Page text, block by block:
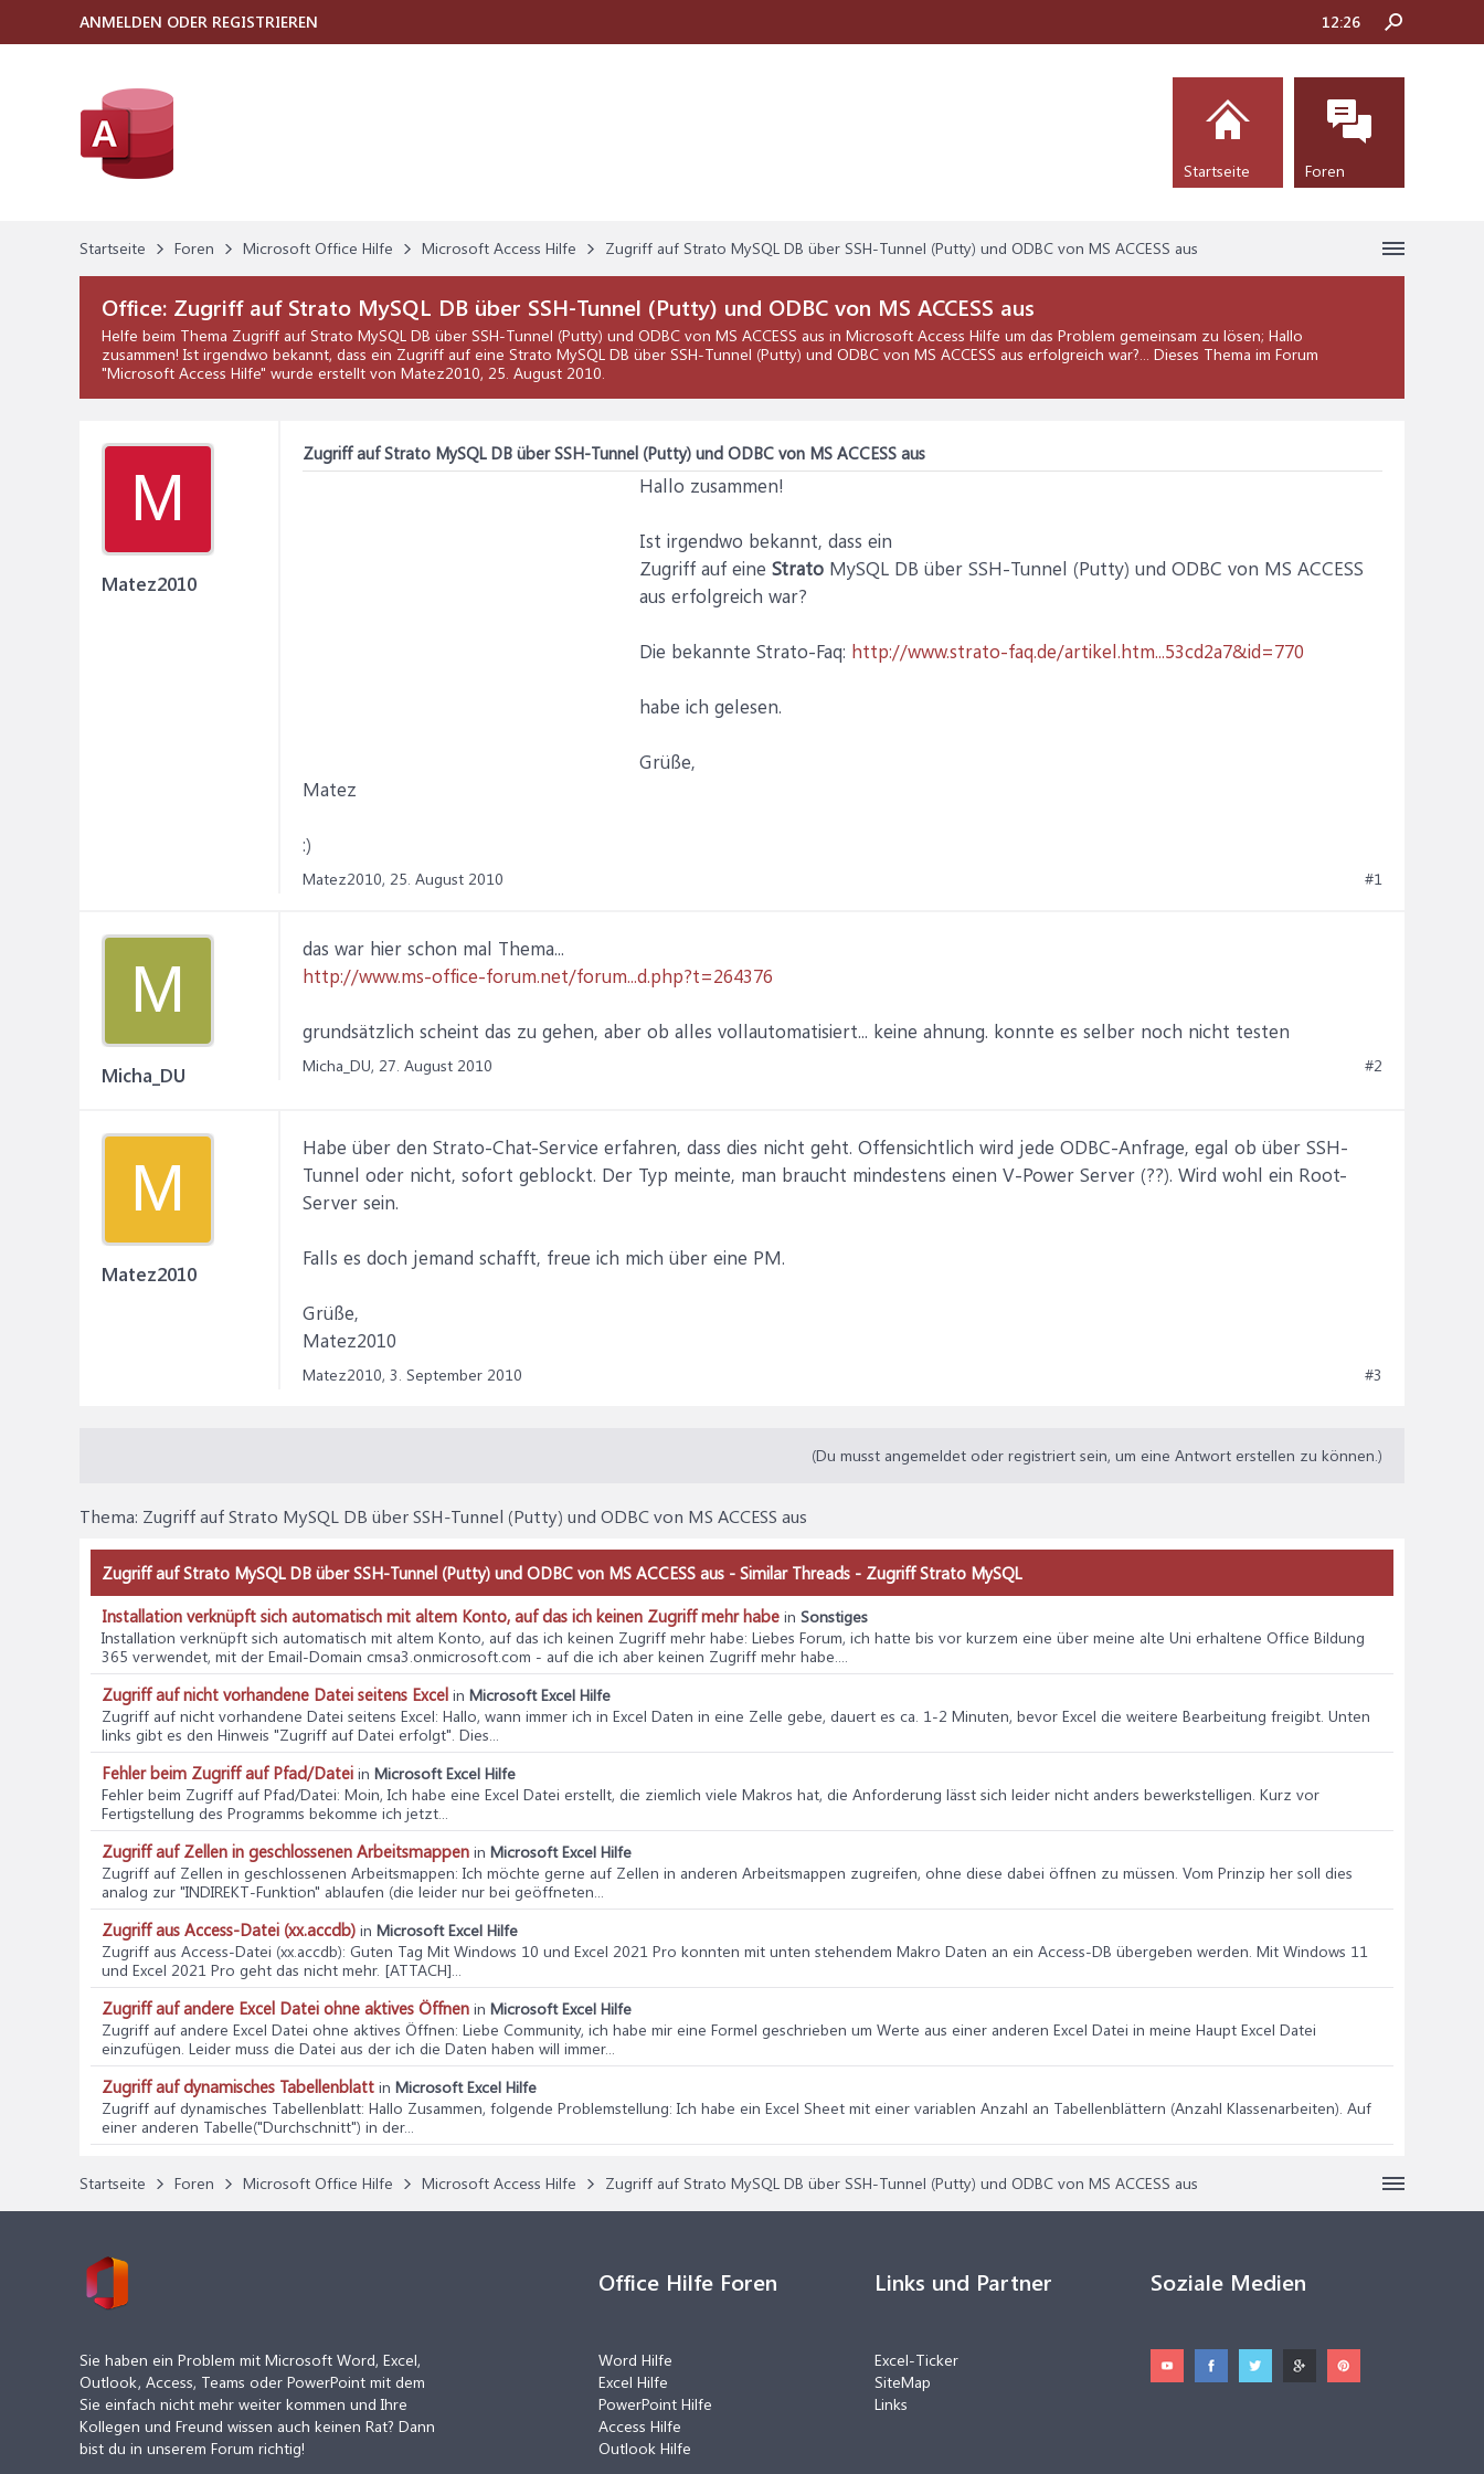
Startseite Foren Microsoft Office Hilfe Microsoft Access Hilfe Zugriff auf Strato MySQL DB über SSH-Tunnel (Putty) und ODBC von MS ACCESS aus
Office: Zugriff auf Strato MySQL DB über SSH-Tunnel (Putty) und ODBC von MS ACCESS aus
Helfe beim Thema Zugriff auf Strato MySQL DB über SSH-Tunnel (Putty) und ODBC von MS ACCESS aus in Microsoft Access Hilfe um das Problem gemeinsam zu lösen; Hallo
zusammen! Ist irgendwo bekannt, dass ein Zugriff auf eine Strato MySQL DB über SSH-Tunnel (Putty) und ODBC von MS ACCESS aus erfolgreich war?... Dieses Thema im Forum
"Microsoft Access Hilfe" wurde erstellt von Matez2010, 25. August 2010.
M
Matez2010
Zugriff auf Strato MySQL DB über SSH-Tunnel (Putty) und ODBC von MS ACCESS aus
Hallo zusammen!
Ist irgendwo bekannt, dass ein
Zugriff auf eine Strato MySQL DB über SSH-Tunnel (Putty) und ODBC von MS ACCESS
aus erfolgreich war?
Die bekannte Strato-Faq: http://www.strato-faq.de/artikel.htm...53cd2a7&id=770
habe ich gelesen.
Grüße,
Matez
:)
Matez2010, 25. August 2010 #1
M
Micha_DU
das war hier schon mal Thema...
http://www.ms-office-forum.net/forum...d.php?t=264376
grundsätzlich scheint das zu gehen, aber ob alles vollautomatisiert... keine ahnung. konnte es selber noch nicht testen
Micha_DU, 27. August 2010 #2
M
Matez2010
Habe über den Strato-Chat-Service erfahren, dass dies nicht geht. Offensichtlich wird jede ODBC-Anfrage, egal ob über SSH-
Tunnel oder nicht, sofort geblockt. Der Typ meinte, man braucht mindestens einen V-Power Server (??). Wird wohl ein Root-
Server sein.
Falls es doch jemand schafft, freue ich mich über eine PM.
Grüße,
Matez2010
Matez2010, 3. September 2010 #3
(Du musst angemeldet oder registriert sein, um eine Antwort erstellen zu können.)
Thema: Zugriff auf Strato MySQL DB über SSH-Tunnel (Putty) und ODBC von MS ACCESS aus
Zugriff auf Strato MySQL DB über SSH-Tunnel (Putty) und ODBC von MS ACCESS aus - Similar Threads - Zugriff Strato MySQL
Installation verknüpft sich automatisch mit altem Konto, auf das ich keinen Zugriff mehr habe in Sonstiges
Installation verknüpft sich automatisch mit altem Konto, auf das ich keinen Zugriff mehr habe: Liebes Forum, ich hatte bis vor kurzem eine über meine alte Uni erhaltene Office Bildung
365 verwendet, mit der Email-Domain cmsa3.onmicrosoft.com - auf die ich aber keinen Zugriff mehr habe....
Zugriff auf nicht vorhandene Datei seitens Excel in Microsoft Excel Hilfe
Zugriff auf nicht vorhandene Datei seitens Excel: Hallo, wann immer ich in Excel Daten in eine Zelle gebe, dauert es ca. 1-2 Minuten, bevor Excel die weitere Bearbeitung freigibt. Unten
links gibt es den Hinweis "Zugriff auf Datei erfolgt". Dies...
Fehler beim Zugriff auf Pfad/Datei in Microsoft Excel Hilfe
Fehler beim Zugriff auf Pfad/Datei: Moin, Ich habe eine Excel Datei erstellt, die ziemlich viele Makros hat, die Anforderung lässt sich leider nicht anders bewerkstelligen. Kurz vor
Fertigstellung des Programms bekomme ich jetzt...
Zugriff auf Zellen in geschlossenen Arbeitsmappen in Microsoft Excel Hilfe
Zugriff auf Zellen in geschlossenen Arbeitsmappen: Ich möchte gerne auf Zellen in anderen Arbeitsmappen zugreifen, ohne diese dabei öffnen zu müssen. Vom Prinzip her soll dies
analog zur "INDIREKT-Funktion" ablaufen (die leider nur bei geöffneten...
Zugriff aus Access-Datei (xx.accdb) in Microsoft Excel Hilfe
Zugriff aus Access-Datei (xx.accdb): Guten Tag Mit Windows 10 und Excel 2021 Pro konnten mit unten stehendem Makro Daten an ein Access-DB übergeben werden. Mit Windows 11
und Excel 2021 Pro geht das nicht mehr. [ATTACH]...
Zugriff auf andere Excel Datei ohne aktives Öffnen in Microsoft Excel Hilfe
Zugriff auf andere Excel Datei ohne aktives Öffnen: Liebe Community, ich habe mir eine Formel geschrieben um Werte aus einer anderen Excel Datei in meine Haupt Excel Datei
einzufügen. Leider muss die Datei aus der ich die Daten haben will immer...
Zugriff auf dynamisches Tabellenblatt in Microsoft Excel Hilfe
Zugriff auf dynamisches Tabellenblatt: Hallo Zusammen, folgende Problemstellung: Ich habe ein Excel Sheet mit einer variablen Anzahl an Tabellenblättern (Anzahl Klassenarbeiten). Auf
einer anderen Tabelle("Durchschnitt") in der...
Startseite Foren Microsoft Office Hilfe Microsoft Access Hilfe Zugriff auf Strato MySQL DB über SSH-Tunnel (Putty) und ODBC von MS ACCESS aus
ANMELDEN ODER REGISTRIEREN 12:26
Startseite Foren
Sie haben ein Problem mit Microsoft Word, Excel,
Outlook, Access, Teams oder PowerPoint mit dem
Sie einfach nicht mehr weiter kommen und Ihre
Kollegen und Freund wissen auch keinen Rat? Dann
bist du in unserem Forum richtig!
Office Hilfe Foren
Word Hilfe
Excel Hilfe
PowerPoint Hilfe
Access Hilfe
Outlook Hilfe
Links und Partner
Excel-Ticker
SiteMap
Links
Soziale Medien